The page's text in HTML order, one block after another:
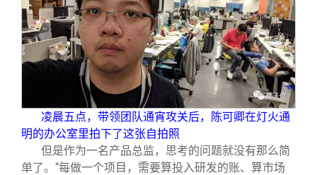
凌晨五点，带领团队通宵攻关后，陈可卿在灯火通
明的办公室里拍下了这张自拍照
但是作为一名产品总监，思考的问题就没有那么简
单了。“每做一个项目，需要算投入研发的账、算市场